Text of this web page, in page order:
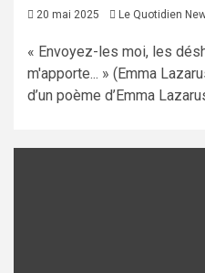
20 mai 2025 Le Quotidien
« Envoyez-les moi, les
m'apporte... » (Emma
d’un poème d’Emma